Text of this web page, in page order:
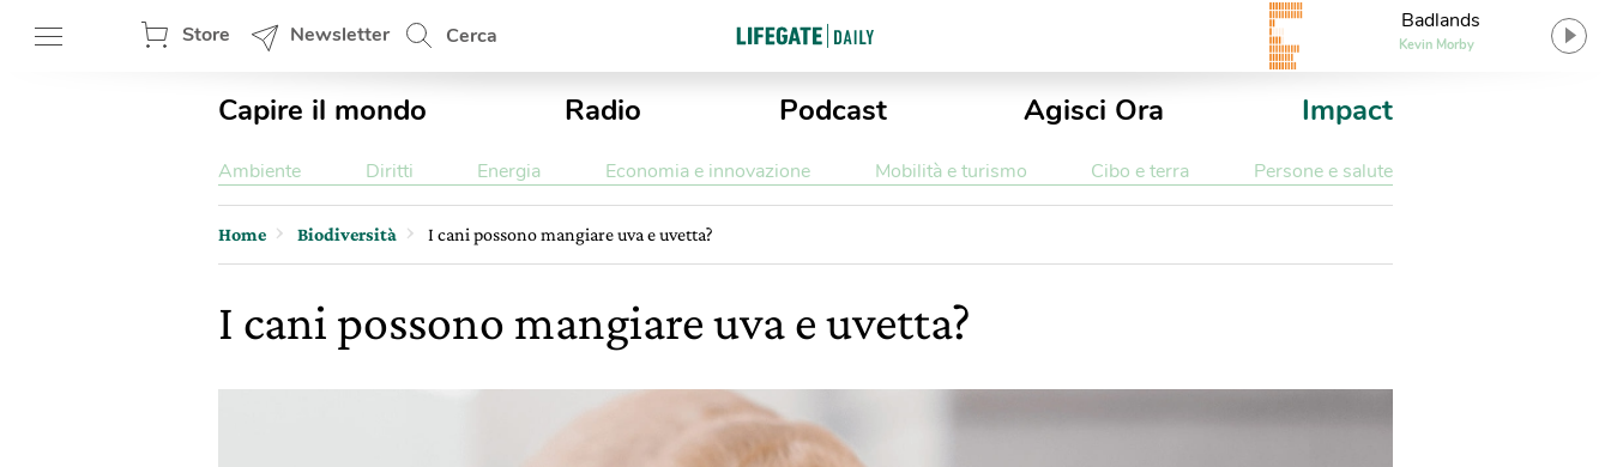
Store Newsletter Cerca
Badlands
Kevin Morby
Capire il mondo Radio Podcast Agisci Ora Impact
Ambiente Diritti Energia Economia e innovazione Mobilità e turismo Cibo e terra Persone e salute
Home Biodiversità I cani possono mangiare uva e uvetta?
I cani possono mangiare uva e uvetta?